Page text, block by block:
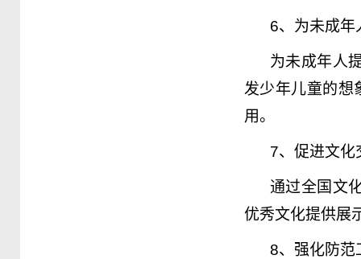
6、为未成年
为未成年人
发少年儿童的想
用。
7、促进文化
通过全国文
优秀文化提供展
8、强化防范